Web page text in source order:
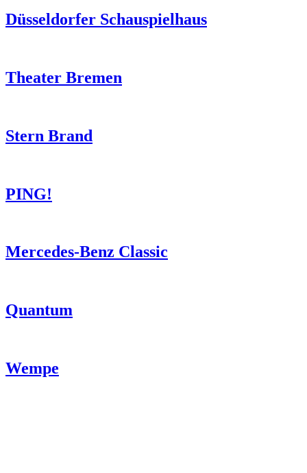
Düsseldorfer Schauspielhaus
Theater Bremen
Stern Brand
PING!
Mercedes-Benz Classic
Quantum
Wempe